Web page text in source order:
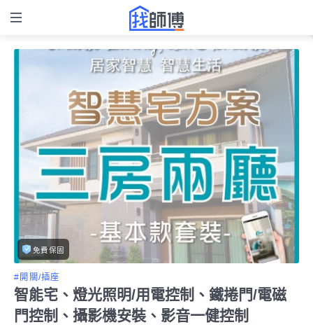
免費保固
#開關/插座
智能宅、燈光照明/用電控制、鐵捲門/電磁
門控制、攝影機安裝、影音一健控制